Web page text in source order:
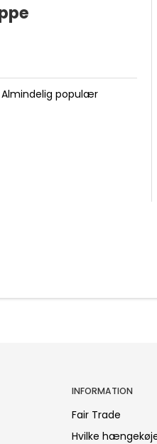
Almindelig populær
INFORMATION
Fair Trade
Hvilke